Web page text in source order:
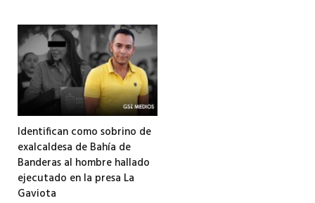
Identifican como sobrino de
exalcaldesa de Bahía de
Banderas al hombre hallado
ejecutado en la presa La
Gaviota